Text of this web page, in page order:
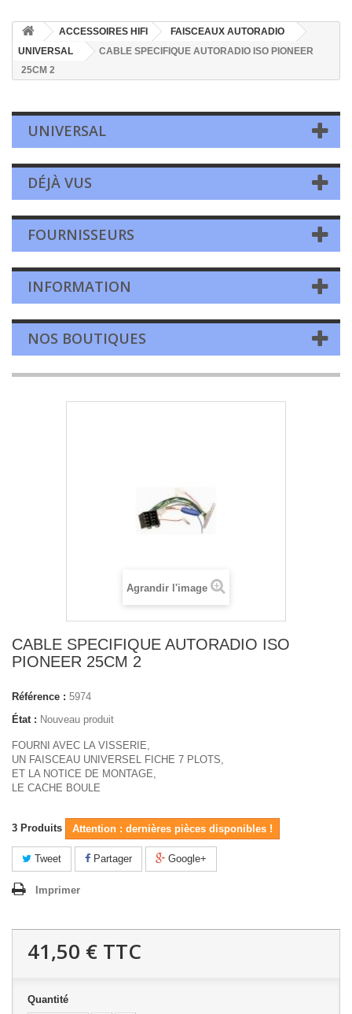
ACCESSOIRES HIFI
FAISCEAUX AUTORADIO
UNIVERSAL
CABLE SPECIFIQUE AUTORADIO ISO PIONEER
25CM 2
UNIVERSAL
DÉJÀ VUS
FOURNISSEURS
INFORMATION
NOS BOUTIQUES
Agrandir l'image
CABLE SPECIFIQUE AUTORADIO ISO
PIONEER 25CM 2
Référence : 5974
État : Nouveau produit
FOURNI AVEC LA VISSERIE,
UN FAISCEAU UNIVERSEL FICHE 7 PLOTS,
ET LA NOTICE DE MONTAGE,
LE CACHE BOULE
3 Produits Attention : dernières pièces disponibles !
Tweet Partager Google+
Imprimer
41,50 € TTC
Quantité